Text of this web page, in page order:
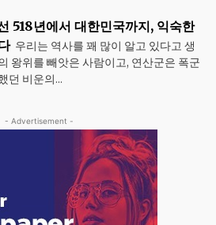
518년에서 대한민국까지, 익숙한
우리는 역사를 꽤 많이 알고 있다고 생
왕위를 빼앗은 사람이고, 연산군은 폭군
던 비운의...
- Advertisement -